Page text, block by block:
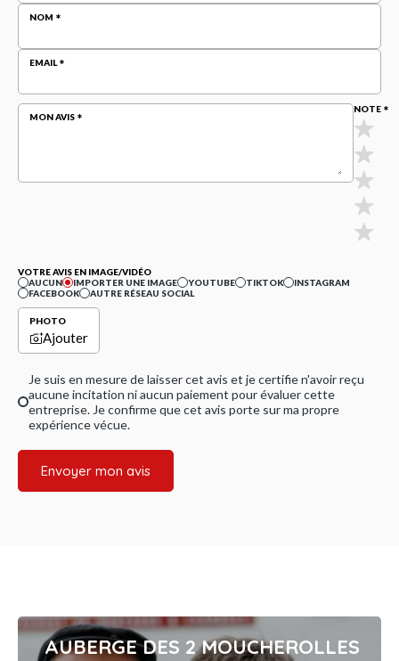
NOM
EMAIL
MON AVIS
NOTE
VOTRE AVIS EN IMAGE/VIDÉO
AUCUN
IMPORTER UNE IMAGE YOUTUBE TIKTOK
INSTAGRAM
FACEBOOK
AUTRE RÉSEAU SOCIAL
PHOTO
Ajouter
Je suis en mesure de laisser cet avis et je certifie n'avoir reçu
aucune incitation ni aucun paiement pour évaluer cette
entreprise. Je confirme que cet avis porte sur ma propre
expérience vécue.
Envoyer mon avis
AUBERGE DES 2 MOUCHEROLLES